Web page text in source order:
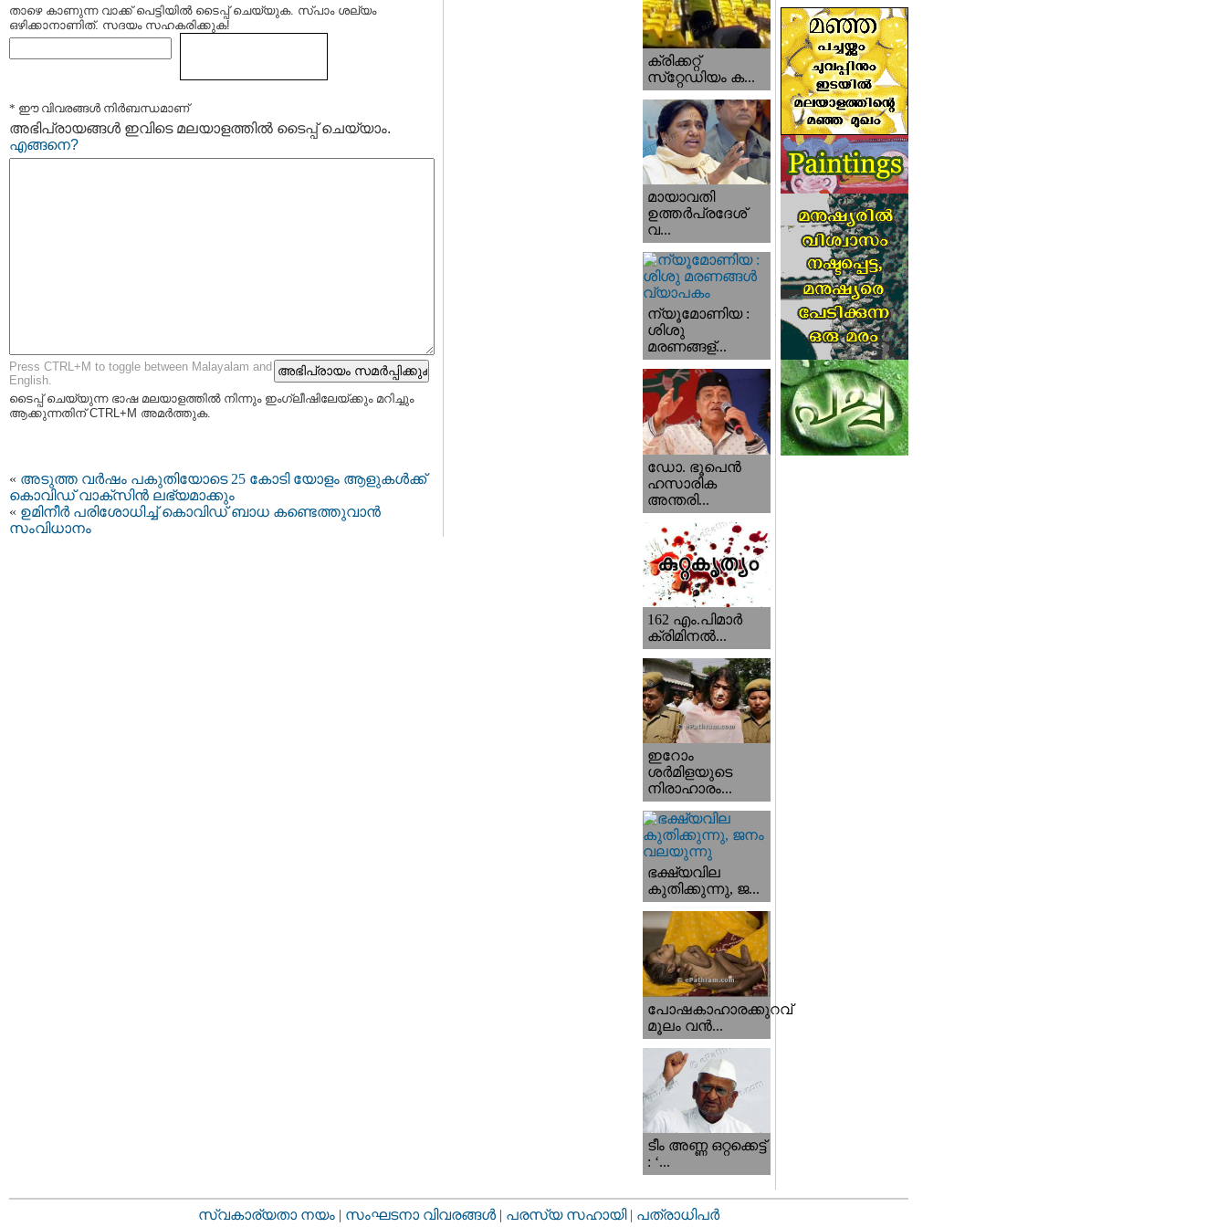
താഴെ കാണുന്ന വാക്ക് പെട്ടിയില്‍ ടൈപ്പ്‌ ചെയ്യുക. സ്പാം ശല്യം
ഒഴിക്കാനാണിത്. സദയം സഹകരിക്കുക!
* ഈ വിവരങ്ങള്‍ നിര്‍ബന്ധമാണ്
അഭിപ്രായങ്ങള്‍ ഇവിടെ മലയാളത്തില്‍ ടൈപ്പ് ചെയ്യാം.
എങ്ങനെ?
Press CTRL+M to toggle between Malayalam and
English.
ടൈപ്പ്‌ ചെയ്യുന്ന ഭാഷ മലയാളത്തില്‍ നിന്നും ഇംഗ്ലീഷിലേയ്ക്കും മറിച്ചും
ആക്കുന്നതിന് CTRL+M അമര്‍ത്തുക.
« അടുത്ത വര്‍ഷം പകുതിയോടെ 25 കോടി യോളം ആളുകള്‍ക്ക്
കൊവിഡ് വാക്‌സിന്‍ ലഭ്യമാക്കും
« ഉമിനീർ പരിശോധിച്ച് കൊവിഡ് ബാധ കണ്ടെത്തുവാൻ
സംവിധാനം
ക്രിക്കറ്റ്
സ്‌റ്റേഡിയം ക...
മായാവതി
ഉത്തര്‍പ്രദേശ്‌
വ...
ന്യൂമോണിയ :
ശിശു
മരണങ്ങള്...
ഡോ. ഭൂപെന്‍
ഹസാരിക
അന്തരി...
162 എം.പിമാര്‍
ക്രിമിനല്‍...
ഇറോം
ശര്‍മിളയുടെ
നിരാഹാരം...
ഭക്ഷ്യവില
കുതിക്കുന്നു, ജ...
പോഷകാഹാരക്കുറവ്
മൂലം വന്‍...
ടീം അണ്ണ ഒറ്റക്കെട്ട്
: ‘...
സ്വകാര്യതാ നയം | സംഘടനാ വിവരങ്ങള്‍ | പരസ്യ സഹായി | പത്രാധിപര്‍